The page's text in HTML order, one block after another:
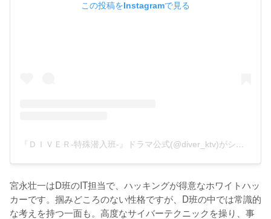
この投稿をInstagramで見る
『ＤＩＶＥＲ-特殊潜入班-』ドラマ公式(@diver_ktv)がシェアした投稿
宮永壮一はD班のIT担当で、ハッキングが得意なホワイトハッ
カーです。掴みどころのない性格ですが、D班の中では常識的
な考えを持つ一面も。高度なサイバーテクニックを操り、事